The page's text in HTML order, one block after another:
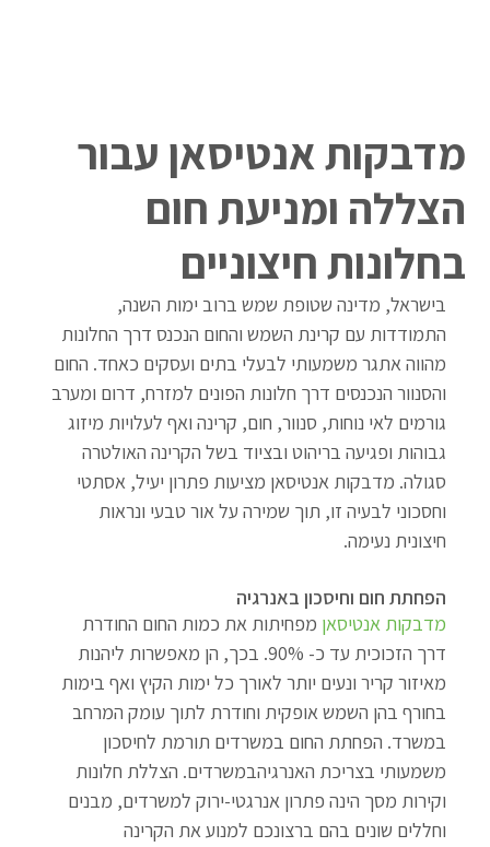
מדבקות אנטיסאן עבור
הצללה ומניעת חום
בחלונות חיצוניים
בישראל, מדינה שטופת שמש ברוב ימות השנה,
התמודדות עם קרינת השמש והחום הנכנס דרך החלונות
מהווה אתגר משמעותי לבעלי בתים ועסקים כאחד. החום
והסנוור הנכנסים דרך חלונות הפונים למזרח, דרום ומערב
גורמים לאי נוחות, סנוור, חום, קרינה ואף לעלויות מיזוג
גבוהות ופגיעה בריהוט ובציוד בשל הקרינה האולטרה
סגולה. מדבקות אנטיסאן מציעות פתרון יעיל, אסתטי
וחסכוני לבעיה זו, תוך שמירה על אור טבעי ונראות
חיצונית נעימה.
הפחתת חום וחיסכון באנרגיה
מדבקות אנטיסאן מפחיתות את כמות החום החודרת
דרך הזכוכית עד כ- 90%. בכך, הן מאפשרות ליהנות
מאיזור קריר ונעים יותר לאורך כל ימות הקיץ ואף בימות
בחורף בהן השמש אופקית וחודרת לתוך עומק המרחב
במשרד. הפחתת החום במשרדים תורמת לחיסכון
משמעותי בצריכת האנרגיהבמשרדים. הצללת חלונות
וקירות מסך הינה פתרון אנרגטי-ירוק למשרדים, מבנים
וחללים שונים בהם ברצונכם למנוע את הקרינה